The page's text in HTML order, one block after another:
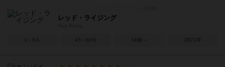
レッド・ライジング
1～6人 45～60分 14歳～ 2021年